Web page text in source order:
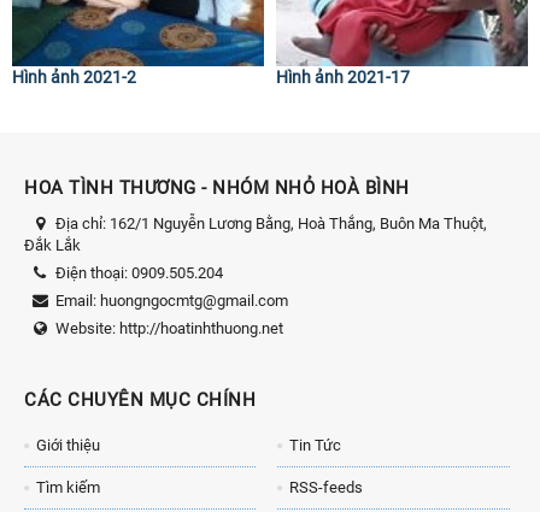
Hình ảnh 2021-2 Hình ảnh 2021-17
HOA TÌNH THƯƠNG - NHÓM NHỎ HOÀ BÌNH
Địa chỉ: 162/1 Nguyễn Lương Bằng, Hoà Thắng, Buôn Ma Thuột,
Đắk Lắk
Điện thoại: 0909.505.204
Email: huongngocmtg@gmail.com
Website: http://hoatinhthuong.net
CÁC CHUYÊN MỤC CHÍNH
Giới thiệu Tin Tức
Tìm kiếm RSS-feeds